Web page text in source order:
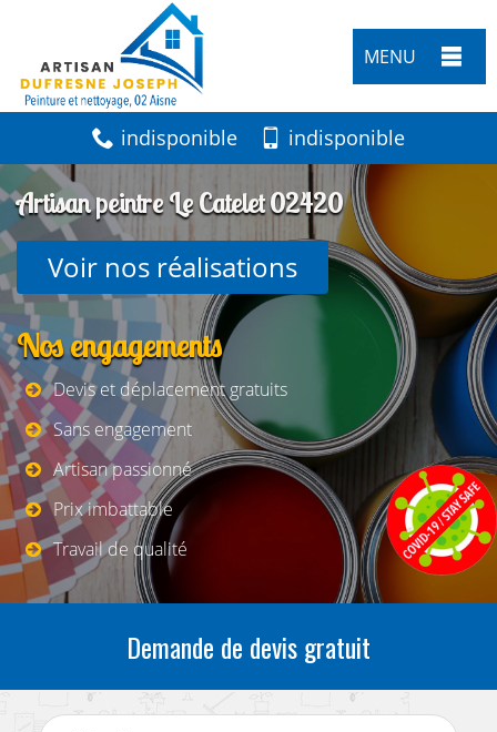
MENU
indisponible indisponible
Artisan peintre Le Catelet 02420
Voir nos réalisations
Nos engagements
Devis et déplacement gratuits
Sans engagement
Artisan passionné
Prix imbattable
Travail de qualité
Demande de devis gratuit